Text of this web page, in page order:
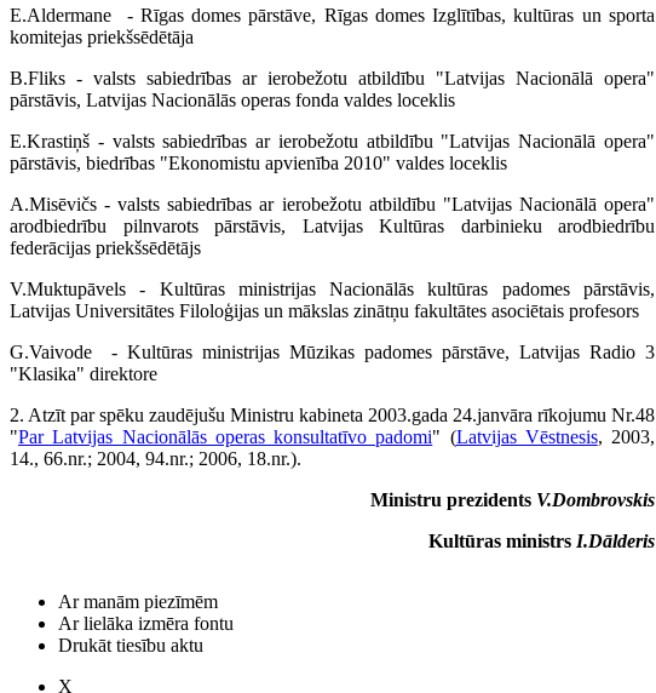
E.Aldermane - Rīgas domes pārstāve, Rīgas domes Izglītības, kultūras un sporta
komitejas priekšsēdētāja
B.Fliks - valsts sabiedrības ar ierobežotu atbildību "Latvijas Nacionālā opera"
pārstāvis, Latvijas Nacionālās operas fonda valdes loceklis
E.Krastiņš - valsts sabiedrības ar ierobežotu atbildību "Latvijas Nacionālā opera"
pārstāvis, biedrības "Ekonomistu apvienī­ba 2010" valdes loceklis
A.Misēvičs - valsts sabiedrības ar ierobežotu atbildību "Latvijas Nacionālā opera"
arodbiedrību pilnvarots pārstāvis, Latvijas Kultūras darbinieku arodbiedrību
federācijas priekšsēdētājs
V.Muktupāvels - Kultūras ministrijas Nacionālās kultūras padomes pārstāvis,
Latvijas Universitātes Filoloģijas un māk­slas zinātņu fakultātes asociētais profesors
G.Vaivode - Kultūras ministrijas Mūzikas padomes pārstāve, Latvijas Radio 3
"Klasika" direktore
2. Atzīt par spēku zaudējušu Ministru kabineta 2003.gada 24.janvāra rīkojumu Nr.48
"Par Latvijas Nacionālās operas konsultatīvo padomi" (Latvijas Vēstnesis, 2003,
14., 66.nr.; 2004, 94.nr.; 2006, 18.nr.).
Ministru prezidents V.Dombrovskis
Kultūras ministrs I.Dālderis
Ar manām piezīmēm
Ar lielāka izmēra fontu
Drukāt tiesību aktu
X